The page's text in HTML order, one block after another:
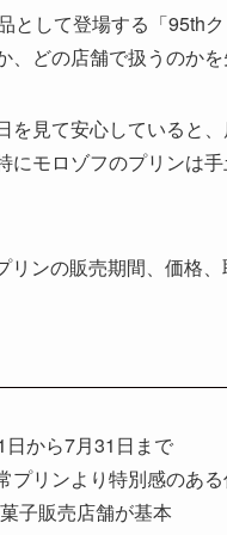
として登場する「95th
、どの店舗で扱うのか
を見て安心していると
にモロゾフのプリンは
リンの販売期間、価格
から7月31日まで
プリンより特別感のあ
子販売店舗が基本